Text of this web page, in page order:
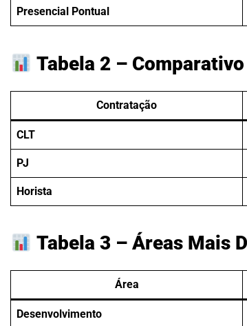
Presencial Pontual
Tabela 2 –
Contratação
CLT
PJ
Horista
Tabela 3 – Áreas Mais
Área
Desenvolvimento